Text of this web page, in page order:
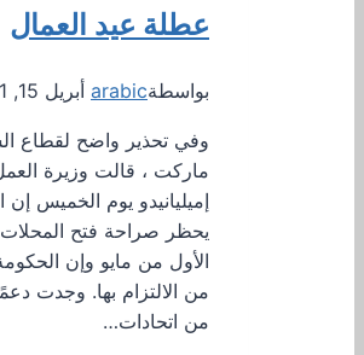
عطلة عيد العمال
بواسطةarabic أبريل 15, 2021
وفي تحذير واضح لقطاع
ماركت ، قالت وزيرة
إميليانيدو يوم الخميس إن
يحظر صراحة فتح
الأول من مايو وإن
من الالتزام بها. وجدت
من اتحادات…